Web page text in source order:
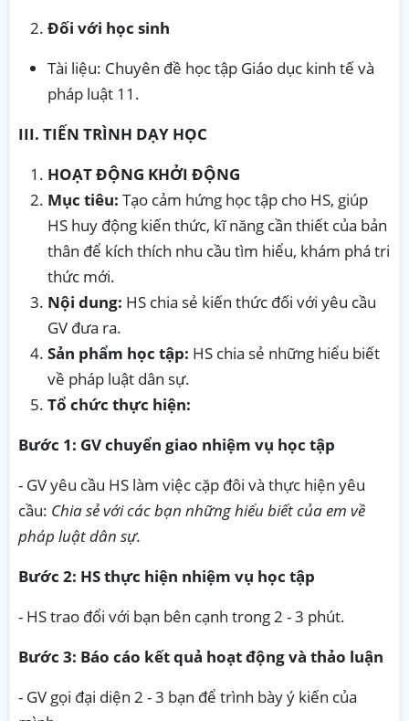
Đối với học sinh
Tài liệu: Chuyên đề học tập Giáo dục kinh tế và
pháp luật 11.
III. TIẾN TRÌNH DẠY HỌC
HOẠT ĐỘNG KHỞI ĐỘNG
Mục tiêu: Tạo cảm hứng học tập cho HS, giúp
HS huy động kiến thức, kĩ năng cần thiết của bản
thân để kích thích nhu cầu tìm hiểu, khám phá tri
thức mới.
Nội dung: HS chia sẻ kiến thức đối với yêu cầu
GV đưa ra.
Sản phẩm học tập: HS chia sẻ những hiểu biết
về pháp luật dân sự.
Tổ chức thực hiện:
Bước 1: GV chuyển giao nhiệm vụ học tập
- GV yêu cầu HS làm việc cặp đôi và thực hiện yêu
cầu: Chia sẻ với các bạn những hiểu biết của em về
pháp luật dân sự.
Bước 2: HS thực hiện nhiệm vụ học tập
- HS trao đổi với bạn bên cạnh trong 2 - 3 phút.
Bước 3: Báo cáo kết quả hoạt động và thảo luận
- GV gọi đại diện 2 - 3 bạn để trình bày ý kiến của